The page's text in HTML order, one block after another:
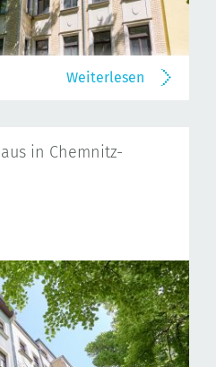
Weiterlesen
in Chemnitz-